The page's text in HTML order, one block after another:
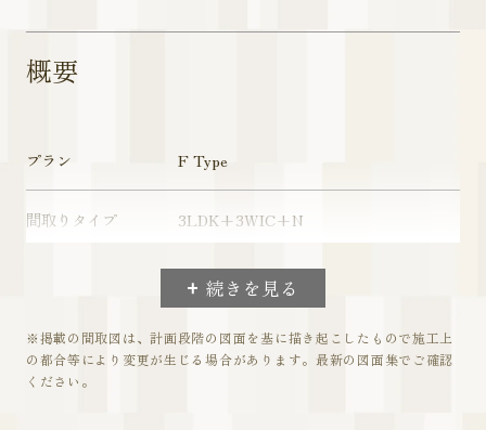
概要
続きを見る
プラン F Type
間取りタイプ 3LDK+3WIC+N
71.30㎡
バルコニー面積 15.11㎡
※掲載の間取図は、計画段階の図面を基に描き起こしたもので施工上
の都合等により変更が生じる場合があります。最新の図面集でご確認
ください。